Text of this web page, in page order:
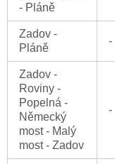
- Pláně
Zadov -
Pláně
-
Zadov -
Roviny -
Popelná -
Německý
most - Malý
most - Zadov
-